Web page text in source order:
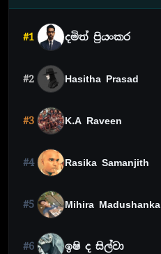
#1 දමිත් ප්‍රියංකර
#2 Hasitha Prasad
#3 K.A Raveen
#4 Rasika Samanjith
#5 Mihira Madushanka
#6 ඉෂි ද සිල්වා